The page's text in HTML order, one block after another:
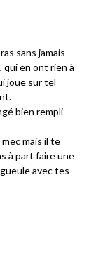
sans jamais
qui en ont rien à
joue sur tel
bien rempli
mec mais il te
à part faire une
avec tes